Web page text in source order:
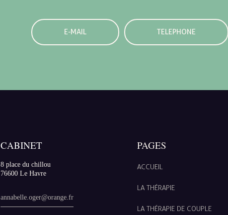
E-MAIL TELEPHONE
CABINET
8 place du chillou
76600 Le Havre
annabelle.oger@orange.fr
PAGES
ACCUEIL
LA THÉRAPIE
LA THÉRAPIE DE COUPLE